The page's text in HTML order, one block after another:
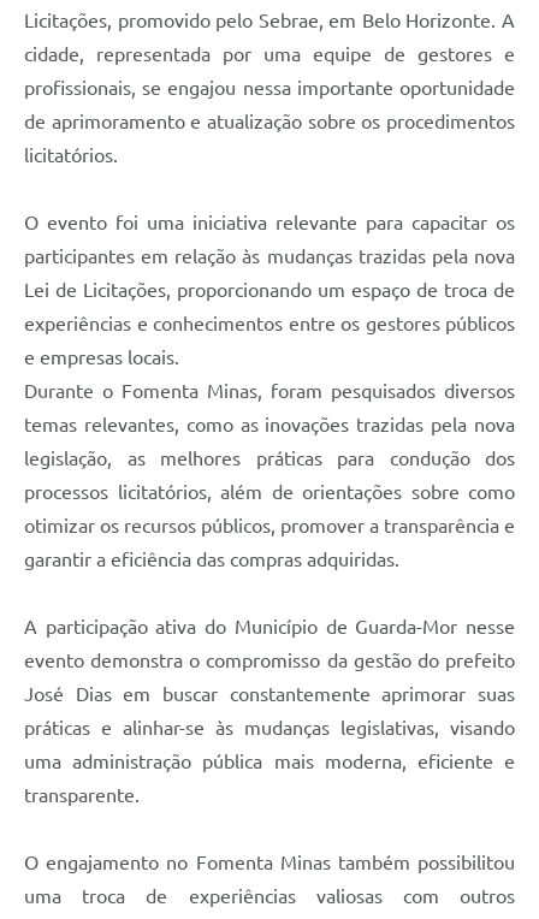
Licitações, promovido pelo Sebrae, em Belo Horizonte. A
cidade, representada por uma equipe de gestores e
profissionais, se engajou nessa importante oportunidade
de aprimoramento e atualização sobre os procedimentos
licitatórios.
O evento foi uma iniciativa relevante para capacitar os
participantes em relação às mudanças trazidas pela nova
Lei de Licitações, proporcionando um espaço de troca de
experiências e conhecimentos entre os gestores públicos
e empresas locais.
Durante o Fomenta Minas, foram pesquisados diversos
temas relevantes, como as inovações trazidas pela nova
legislação, as melhores práticas para condução dos
processos licitatórios, além de orientações sobre como
otimizar os recursos públicos, promover a transparência e
garantir a eficiência das compras adquiridas.
A participação ativa do Município de Guarda-Mor nesse
evento demonstra o compromisso da gestão do prefeito
José Dias em buscar constantemente aprimorar suas
práticas e alinhar-se às mudanças legislativas, visando
uma administração pública mais moderna, eficiente e
transparente.
O engajamento no Fomenta Minas também possibilitou
uma troca de experiências valiosas com outros